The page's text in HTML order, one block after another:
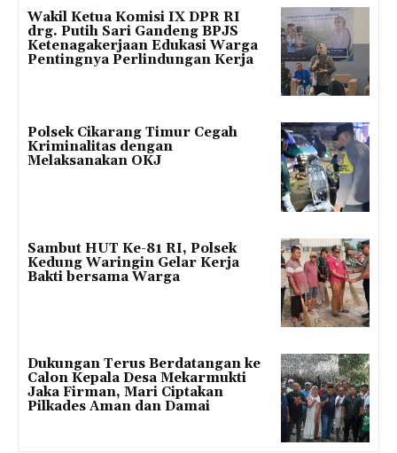
Wakil Ketua Komisi IX DPR RI
drg. Putih Sari Gandeng BPJS
Ketenagakerjaan Edukasi Warga
Pentingnya Perlindungan Kerja
Polsek Cikarang Timur Cegah
Kriminalitas dengan
Melaksanakan OKJ
Sambut HUT Ke-81 RI, Polsek
Kedung Waringin Gelar Kerja
Bakti bersama Warga
Dukungan Terus Berdatangan ke
Calon Kepala Desa Mekarmukti
Jaka Firman, Mari Ciptakan
Pilkades Aman dan Damai